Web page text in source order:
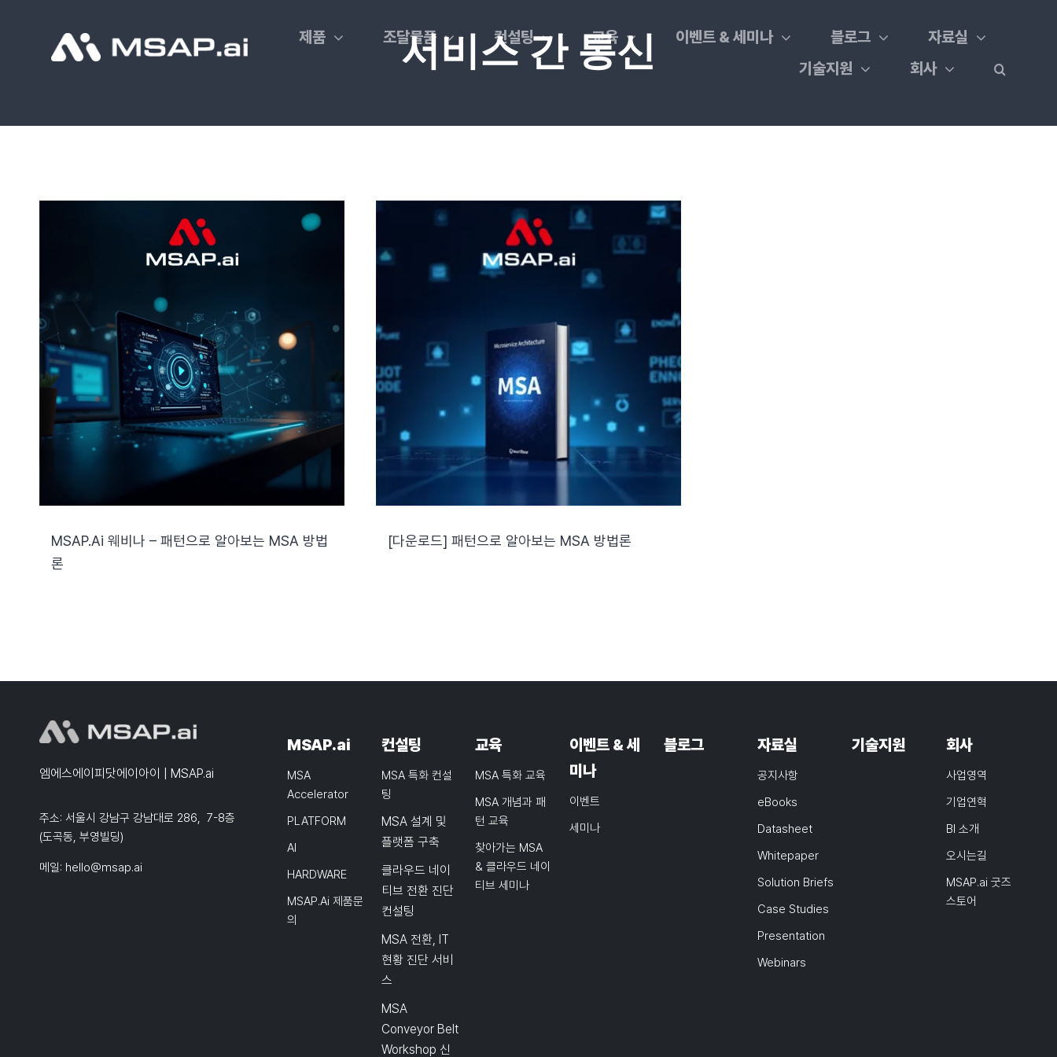
제품 조달물품 컨설팅 교육 이벤트 & 세미나 블로그
자료실
기술지원
회사
서비스 간 통신
MSAP.ai 웨비나 – 패턴으로 알아보는 MSA 방법
론
[다운로드] 패턴으로 알아보는 MSA 방법론
엠에스에이피닷에이아이 | MSAP.ai
주소: 서울시 강남구 강남대로 286, 7-8층
(도곡동, 부영빌딩)
메일: hello@msap.ai
MSAP.ai
MSA
Accelerator
PLATFORM
AI
HARDWARE
MSAP.ai 제품문
의
컨설팅
MSA 특화 컨설
팅
MSA 설계 및
플랫폼 구축
클라우드 네이
티브 전환 진단
컨설팅
MSA 전환, IT
현황 진단 서비
스
MSA
Conveyor Belt
Workshop 신
교육
MSA 특화 교육
MSA 개념과 패
턴 교육
찾아가는 MSA
& 클라우드 네이
티브 세미나
이벤트 & 세
미나
이벤트
세미나
블로그 자료실
공지사항
eBooks
Datasheet
Whitepaper
Solution Briefs
Case Studies
Presentation
Webinars
기술지원 회사
사업영역
기업연혁
BI 소개
오시는길
MSAP.ai 굿즈
스토어